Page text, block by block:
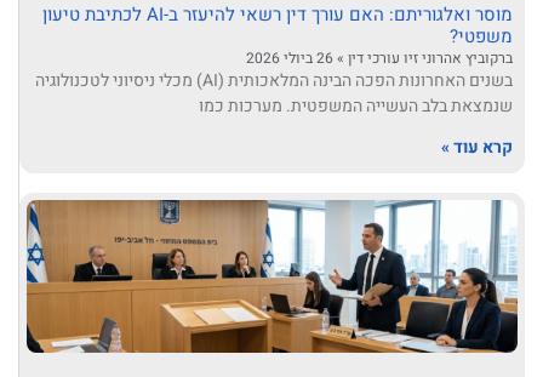
מוסר ואלגוריתם: האם עורך דין רשאי להיעזר ב-AI לכתיבת טיעון
משפטי?
ברקוביץ אהרוני זיו עורכי דין
בשנים האחרונות הפכה הבינה המלאכותית (AI) מכלי ניסיוני לטכנולוגיה
שנמצאת בלב העשייה המשפטית. מערכות כמו
קרא עוד »